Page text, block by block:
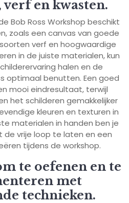
verf en kwasten.
Bob Ross Workshop beschikt
zoals een canvas van goede
verf en hoogwaardige
in de juiste materialen, kun
halen en de
optimaal benutten. Een goed
mooi eindresultaat, terwijl
het schilderen gemakkelijker
kleuren en texturen in
materialen in handen ben je
de vrije loop te laten en een
tijdens de workshop.
te oefenen en te
met
technieken.